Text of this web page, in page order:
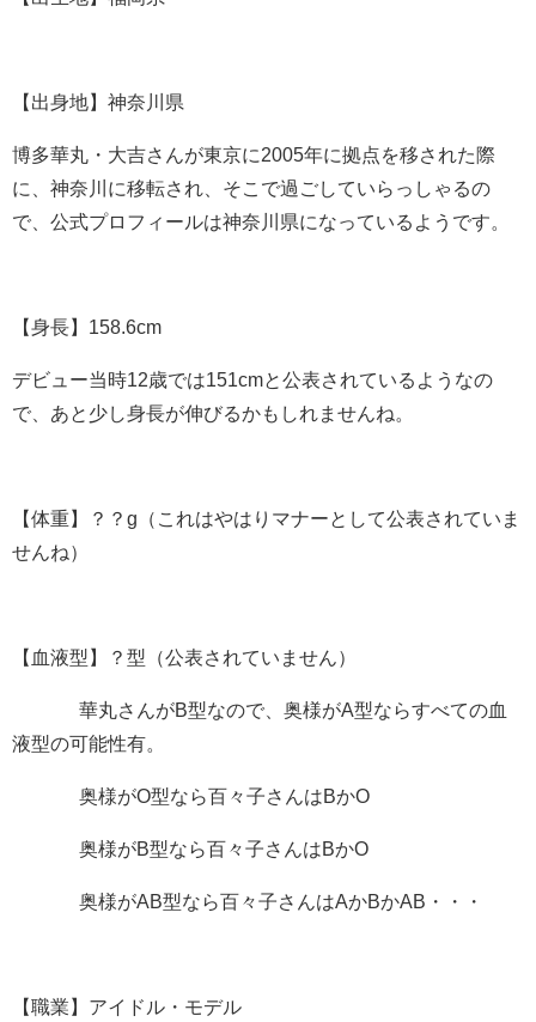
【出身地】神奈川県
博多華丸・大吉さんが東京に2005年に拠点を移された際
に、神奈川に移転され、そこで過ごしていらっしゃるの
で、公式プロフィールは神奈川県になっているようです。
【身長】158.6cm
デビュー当時12歳では151cmと公表されているようなの
で、あと少し身長が伸びるかもしれませんね。
【体重】？？g（これはやはりマナーとして公表されていま
せんね）
【血液型】？型（公表されていません）
華丸さんがB型なので、奥様がA型ならすべての血
液型の可能性有。
奥様がO型なら百々子さんはBかO
奥様がB型なら百々子さんはBかO
奥様がAB型なら百々子さんはAかBかAB・・・
【職業】アイドル・モデル